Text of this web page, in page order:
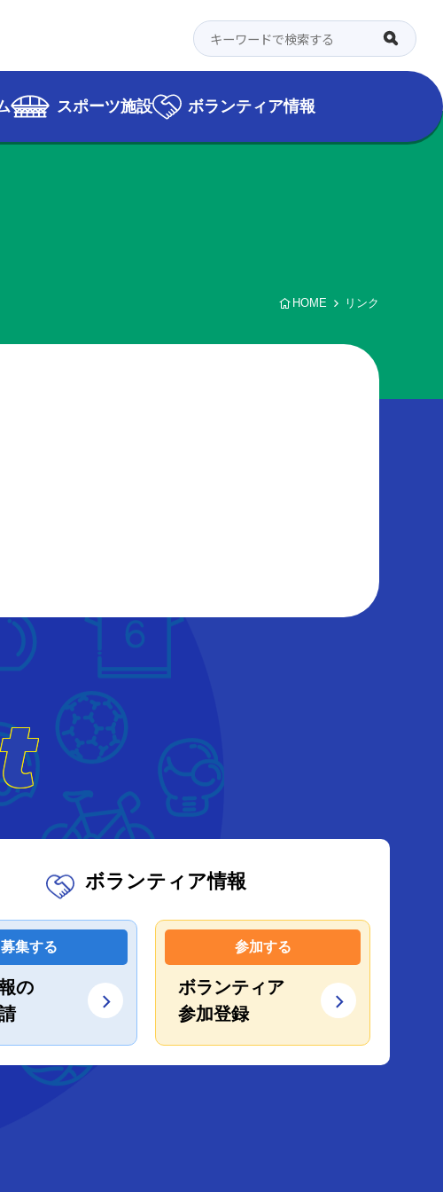
スポーツ施設 ボランティア情報
HOME リンク
ボランティア情報
募集する
の
参加する
ボランティア
参加登録